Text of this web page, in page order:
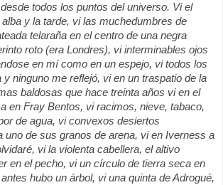
todos los puntos del universo. Vi el
y la tarde, vi las muchedumbres de
telaraña en el centro de una negra
roto (era Londres), vi interminables ojos
en mí como en un espejo, vi todos los
y ninguno me reflejó, vi en un traspatio de la
baldosas que hace treinta años vi en el
en Fray Bentos, vi racimos, nieve, tabaco,
de agua, vi convexos desiertos
uno de sus granos de arena, vi en Iverness a
vi la violenta cabellera, el altivo
en el pecho, vi un círculo de tierra seca en
hubo un árbol, vi una quinta de Adrogué,